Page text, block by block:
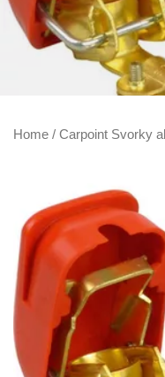
Home / Carpoint Svorky